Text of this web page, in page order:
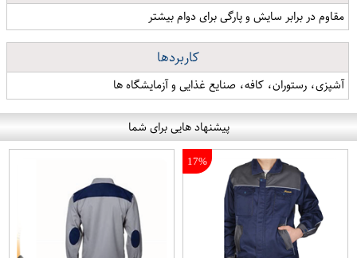
مقاوم در برابر سایش و پارگی برای دوام بیشتر
کاربردها
آشپزی، رستوران، کافه، صنایع غذایی و آزمایشگاه ها
پیشنهاد هایی برای شما
17%